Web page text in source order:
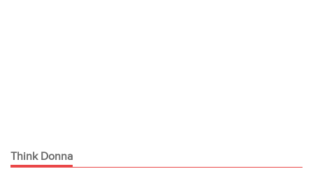
Think Donna